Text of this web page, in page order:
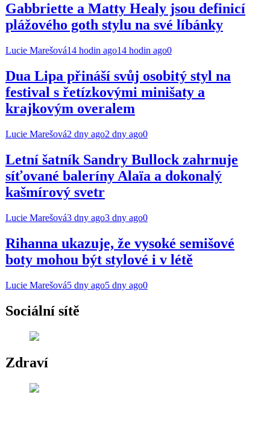
Gabbriette a Matty Healy jsou definicí
plážového goth stylu na své líbánky
Lucie Marešová14 hodin ago14 hodin ago0
Dua Lipa přináší svůj osobitý styl na
festival s řetízkovými minišaty a
krajkovým overalem
Lucie Marešová2 dny ago2 dny ago0
Letní šatník Sandry Bullock zahrnuje
síťované baleríny Alaïa a dokonalý
kašmírový svetr
Lucie Marešová3 dny ago3 dny ago0
Rihanna ukazuje, že vysoké semišové
boty mohou být stylové i v létě
Lucie Marešová5 dny ago5 dny ago0
Sociální sítě
Zdraví